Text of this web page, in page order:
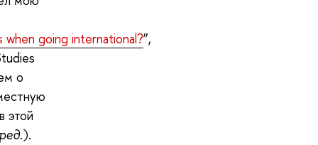
going international?”,
о
этой
).